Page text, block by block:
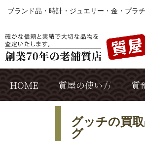
ブランド品・時計・ジュエリー・金・プラ
HOME 質屋の使い方 質
グッチの買
グ